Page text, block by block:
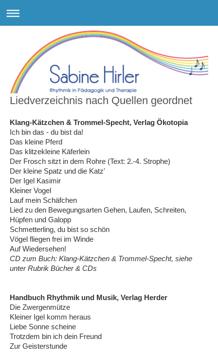
Liedverzeichnis nach Quellen geordnet
Klang-Kätzchen & Trommel-Specht, Verlag Ökotopia
Ich bin das - du bist da!
Das kleine Pferd
Das klitzekleine Käferlein
Der Frosch sitzt in dem Rohre (Text: 2.-4. Strophe)
Der kleine Spatz und die Katz'
Der Igel Kasimir
Kleiner Vogel
Lauf mein Schäfchen
Lied zu den Bewegungsarten Gehen, Laufen, Schreiten,
Hüpfen und Galopp
Schmetterling, du bist so schön
Vögel fliegen frei im Winde
Auf Wiedersehen!
CD zum Buch: Klang-Kätzchen & Trommel-Specht, siehe
unter Rubrik Bücher & CDs
Handbuch Rhythmik und Musik, Verlag Herder
Die Zwergenmütze
Kleiner Igel komm heraus
Liebe Sonne scheine
Trotzdem bin ich dein Freund
Zur Geisterstunde